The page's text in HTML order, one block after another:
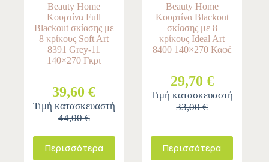
Beauty Home
Κουρτίνα Full
Blackout σκίασης με
8 κρίκους Soft Art
8391 Grey-11
140×270 Γκρι
39,60 €
Τιμή κατασκευαστή
44,00 €
Περισσότερα
Beauty Home
Κουρτίνα Blackout
σκίασης με 8
κρίκους Ideal Art
8400 140×270 Καφέ
29,70 €
Τιμή κατασκευαστή
33,00 €
Περισσότερα